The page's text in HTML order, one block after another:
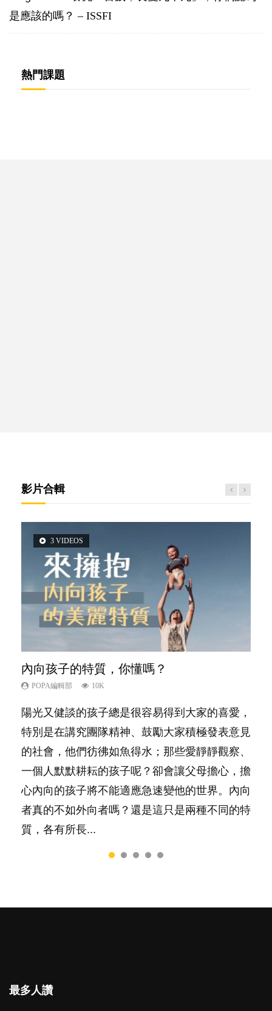
是應該的嗎？ – ISSFI
熱門課題
影片合輯
3 VIDEOS
內向孩子的特質，你懂嗎？
POPA編輯部 10K
陽光又健談的孩子總是很容易得到大家的喜愛，
特別是在講究團隊精神、鼓勵大家積極發表意見
的社會，他們彷彿如魚得水；那些愛靜靜觀察、
一個人默默耕耘的孩子呢？卻會讓父母擔心，擔
心內向的孩子將不能適應急速變他的世界。內向
者真的不如外向者嗎？還是這只是兩種不同的特
質，各有所長...
5 VIDEOS
夫妻必看！經營婚姻，沒捷徑
POPA編輯部 22.9K
你是不是也曾經以為只要跟相愛的人結婚，就自
然能走到白頭，但生了孩子卻發現事情不如你所
料？ 經營婚姻，不如我們想像的簡單，卻也不
是大家說得那麼難。一起來認識婚姻的真相！...
6 VIDEOS
愛孩子也別忘了愛自己，父母如何關顧自
己的身心靈？
照顧孩子衣食住行、陪同兒女應對功課測驗，還
要陪玩製造親子時間，尚要處理家中雜項要
務……當父母的，有千百個任務要做。可惜，有
一樣重要至極的，總被遺漏——關注自己的情緒
和心理健康。...
14 VIDEOS
新手父母不用怕
POPA編輯部 16.3K
相信許多人初為人父母，由懷孕開始到孩子呱呱
落地，心中都有數之不盡的問題～這裡一次過集
合我們以往製作過的相關短片。 這段路讓我們
跟你同行～...
2 VIDEOS
想孩子學好外語，點做好？
POPA編輯部 9.9K
有人話學多種語言越早開始越好，有人卻說一時
間太多語言，會令孩子感到混淆，到底誰是誰
非？聽聽專家怎樣說，解開語言學習的迷思～...
最多人讚